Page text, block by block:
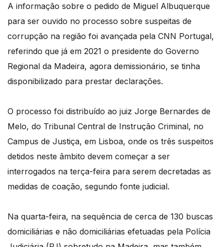
A informação sobre o pedido de Miguel Albuquerque
para ser ouvido no processo sobre suspeitas de
corrupção na região foi avançada pela CNN Portugal,
referindo que já em 2021 o presidente do Governo
Regional da Madeira, agora demissionário, se tinha
disponibilizado para prestar declarações.
O processo foi distribuído ao juiz Jorge Bernardes de
Melo, do Tribunal Central de Instrução Criminal, no
Campus de Justiça, em Lisboa, onde os três suspeitos
detidos neste âmbito devem começar a ser
interrogados na terça-feira para serem decretadas as
medidas de coação, segundo fonte judicial.
Na quarta-feira, na sequência de cerca de 130 buscas
domiciliárias e não domiciliárias efetuadas pela Polícia